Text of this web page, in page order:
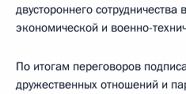
двустороннего сотрудничества
экономической и военно-
По итогам переговоров
дружественных отношений и